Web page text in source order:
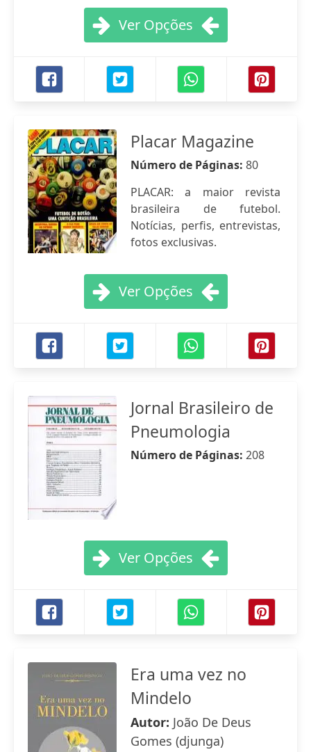
Ver Opções
Placar Magazine
Número de Páginas: 80
PLACAR: a maior revista
brasileira de futebol.
Notícias, perfis, entrevistas,
fotos exclusivas.
Ver Opções
Jornal Brasileiro de
Pneumologia
Número de Páginas: 208
Ver Opções
Era uma vez no
Mindelo
Autor: João De Deus
Gomes (djunga)